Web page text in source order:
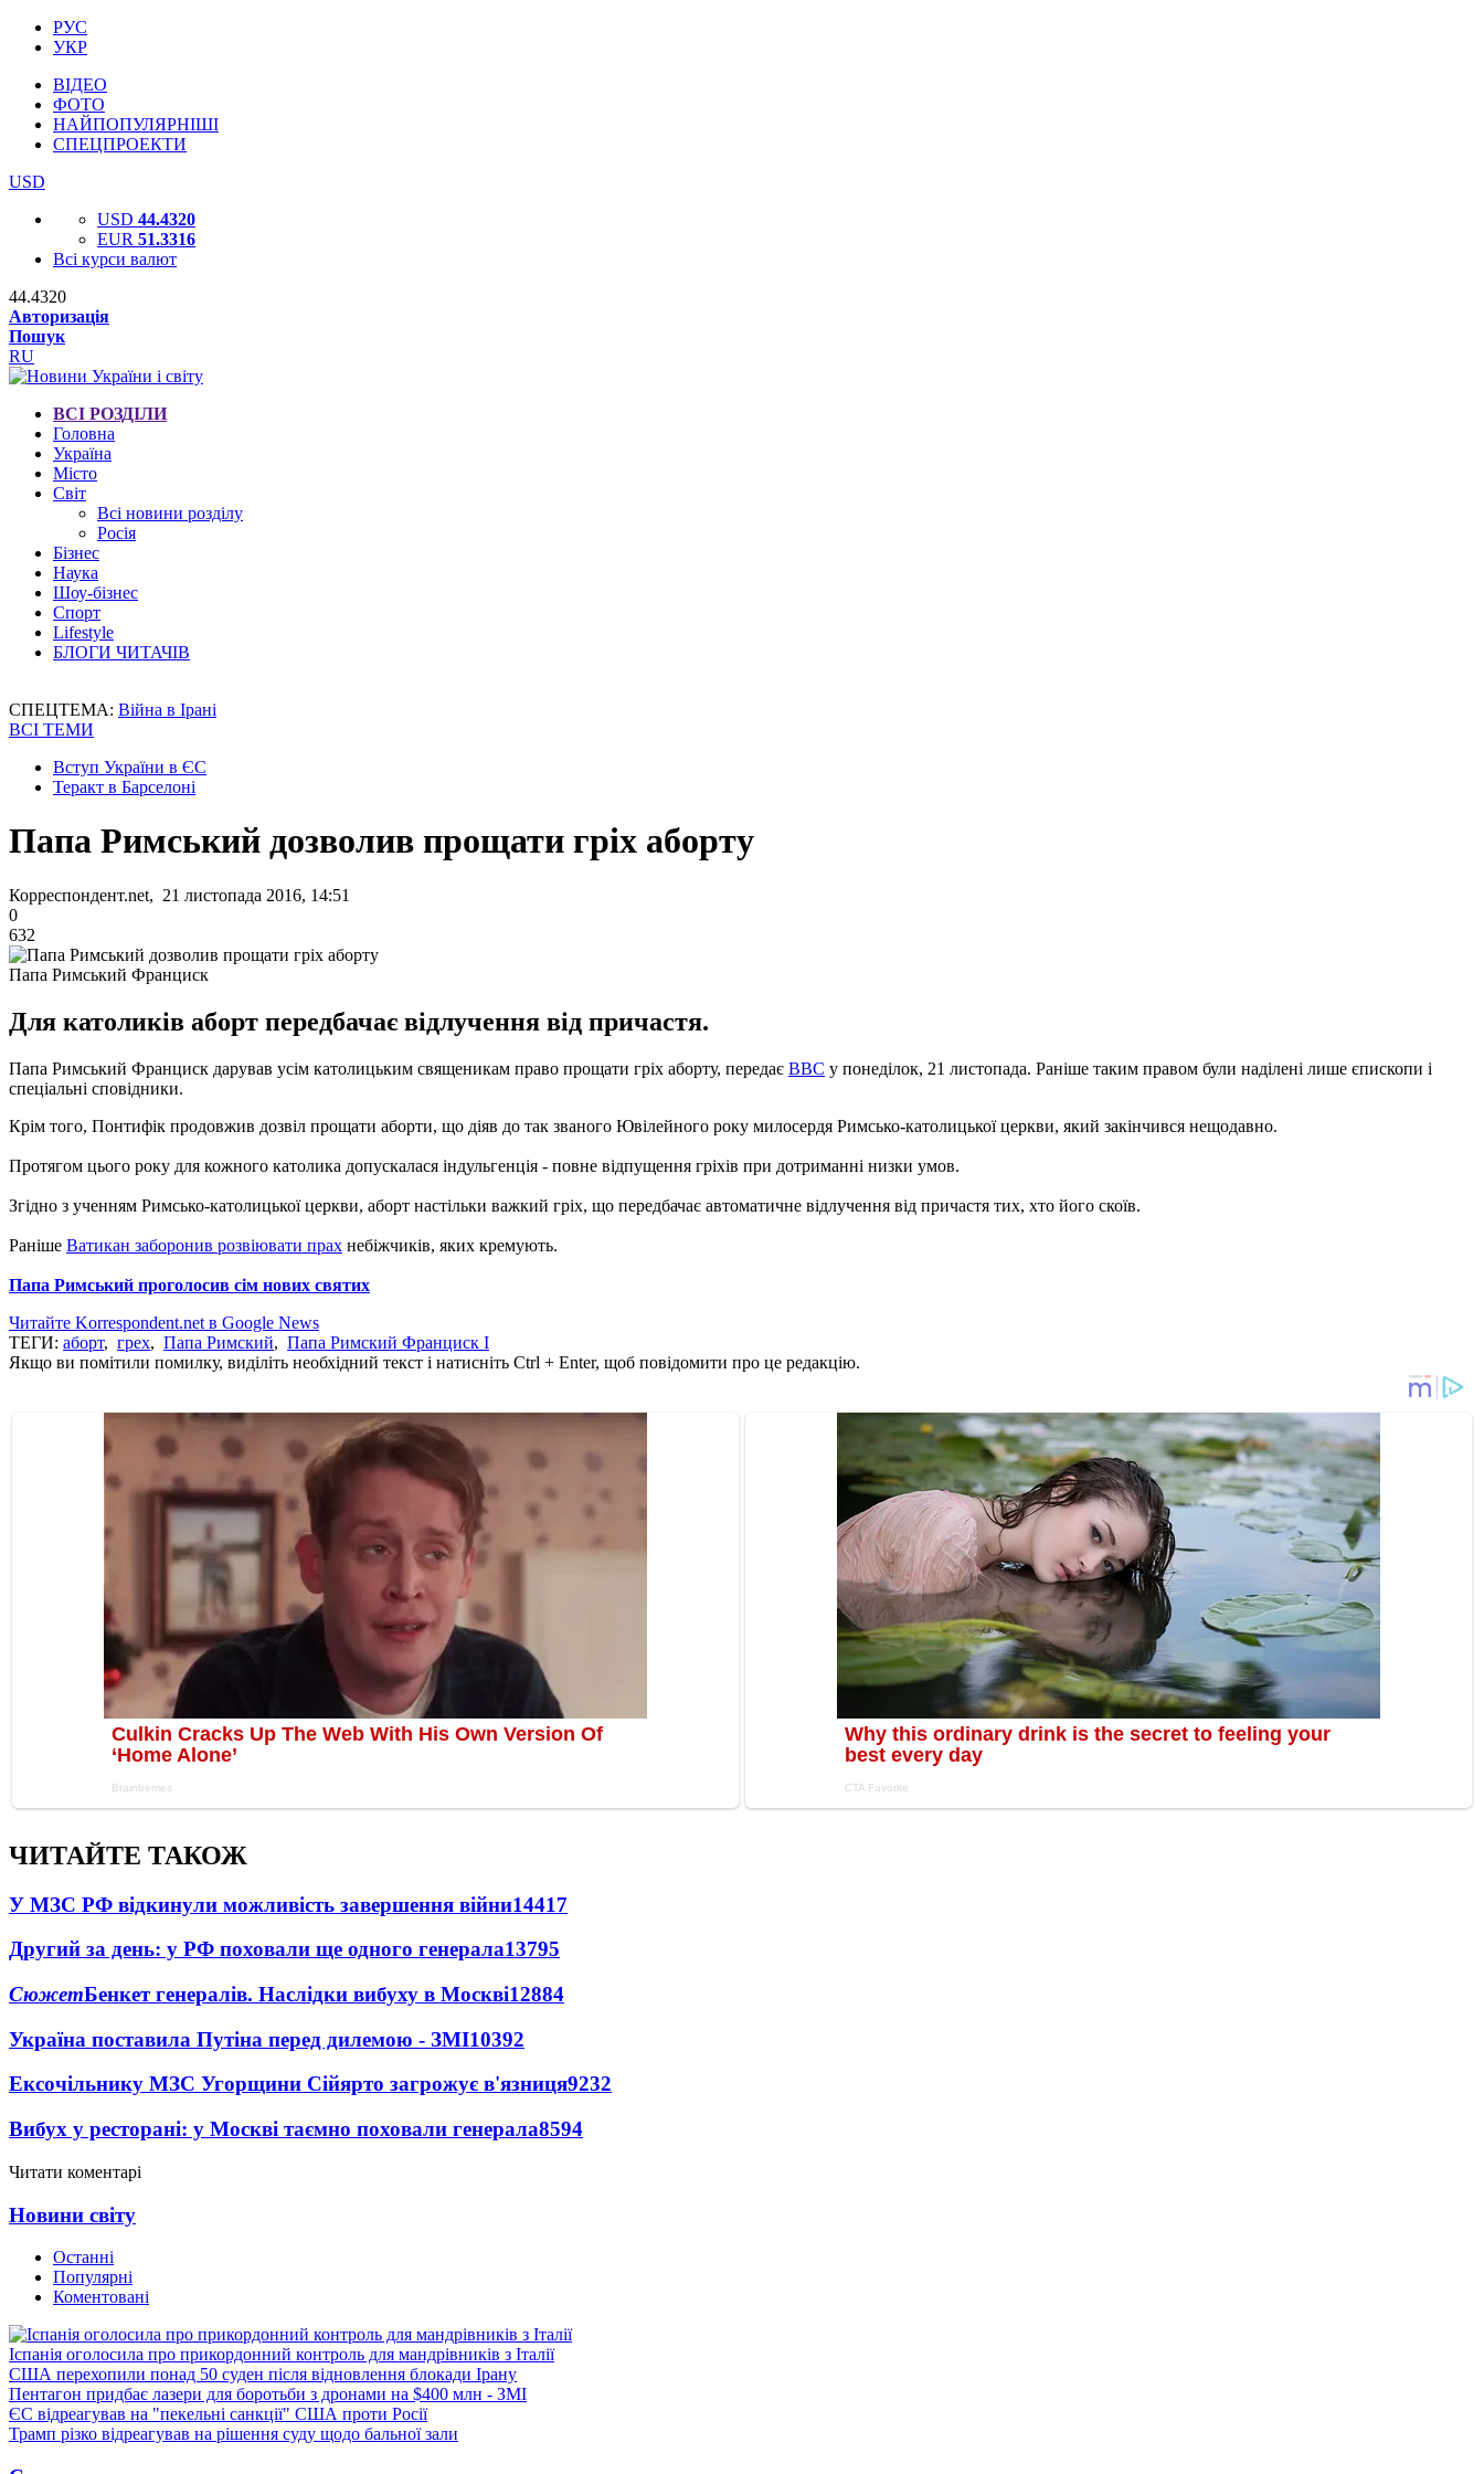
РУС
УКР
ВІДЕО
ФОТО
НАЙПОПУЛЯРНІШІ
СПЕЦПРОЕКТИ
USD
USD 44.4320
EUR 51.3316
Всі курси валют
44.4320
Авторизація
Пошук
RU
ВСІ РОЗДІЛИ
Головна
Україна
Місто
Світ
Всі новини розділу
Росія
Бізнес
Наука
Шоу-бізнес
Спорт
Lifestyle
БЛОГИ ЧИТАЧІВ
СПЕЦТЕМА: Війна в Ірані
ВСІ ТЕМИ
Вступ України в ЄС
Теракт в Барселоні
Папа Римський дозволив прощати гріх аборту
Корреспондент.net, 21 листопада 2016, 14:51
0
632
Папа Римський Франциск
Для католиків аборт передбачає відлучення від причастя.
Папа Римський Франциск дарував усім католицьким священикам право прощати гріх аборту, передає ВВС у понеділок, 21 листопада. Раніше таким правом були наділені лише єпископи і
спеціальні сповідники.
Крім того, Понтифік продовжив дозвіл прощати аборти, що діяв до так званого Ювілейного року милосердя Римсько-католицької церкви, який закінчився нещодавно.
Протягом цього року для кожного католика допускалася індульгенція - повне відпущення гріхів при дотриманні низки умов.
Згідно з ученням Римсько-католицької церкви, аборт настільки важкий гріх, що передбачає автоматичне відлучення від причастя тих, хто його скоїв.
Раніше Ватикан заборонив розвіювати прах небіжчиків, яких кремують.
Папа Римський проголосив сім нових святих
Читайте Korrespondent.net в Google News
ТЕГИ: аборт, грех, Папа Римский, Папа Римский Франциск I
Якщо ви помітили помилку, виділіть необхідний текст і натисніть Ctrl + Enter, щоб повідомити про це редакцію.
ЧИТАЙТЕ ТАКОЖ
У МЗС РФ відкинули можливість завершення війни14417
Другий за день: у РФ поховали ще одного генерала13795
СюжетБенкет генералів. Наслідки вибуху в Москві12884
Україна поставила Путіна перед дилемою - ЗМІ10392
Ексочільнику МЗС Угорщини Сійярто загрожує в'язниця9232
Вибух у ресторані: у Москві таємно поховали генерала8594
Читати коментарі
Новини світу
Останні
Популярні
Коментовані
Іспанія оголосила про прикордонний контроль для мандрівників з Італії
США перехопили понад 50 суден після відновлення блокади Ірану
Пентагон придбає лазери для боротьби з дронами на $400 млн - ЗМІ
ЄС відреагував на "пекельні санкції" США проти Росії
Трамп різко відреагував на рішення суду щодо бальної зали